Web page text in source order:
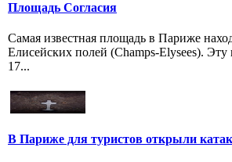
Площадь Согласия
Самая известная площадь в Париже
Елисейских полей (Champs-Elysees).
17...
В Париже для туристов открыли